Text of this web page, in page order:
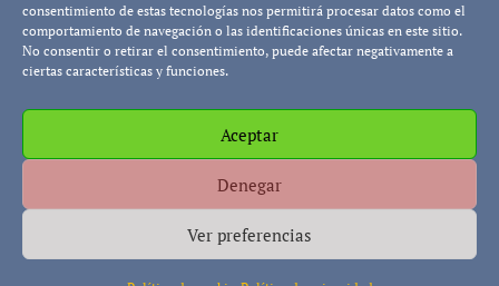
consentimiento de estas tecnologías nos permitirá procesar datos como el
comportamiento de navegación o las identificaciones únicas en este sitio.
No consentir o retirar el consentimiento, puede afectar negativamente a
ciertas características y funciones.
Aceptar
Denegar
Ver preferencias
Responsabilidad